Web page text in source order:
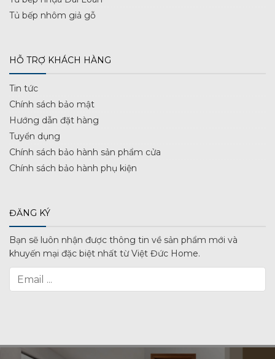
Tủ bếp nhôm giả gỗ
HỖ TRỢ KHÁCH HÀNG
Tin tức
Chính sách bảo mật
Hướng dẫn đặt hàng
Tuyển dụng
Chính sách bảo hành sản phẩm cửa
Chính sách bảo hành phụ kiện
ĐĂNG KÝ
Bạn sẽ luôn nhận được thông tin về sản phẩm mới và
khuyến mại đặc biệt nhất từ Việt Đức Home.